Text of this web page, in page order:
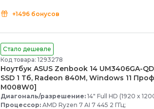
+1496 бонусов
Стало дешевле
Код товара: 1293278
Ноутбук ASUS Zenbook 14 UM3406GA-
SSD 1 Тб, Radeon 840M, Windows 11
M008W0]
Диагональ/разрешение: 14" Full HD (1920 x
Процессор: AMD Ryzen 7 AI 7 445 2 ГГц;